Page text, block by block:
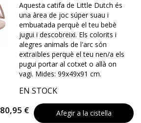
Aquesta catifa de Little Dutch és
una àrea de joc súper suau i
embuatada perquè el teu bebè
jugui i descobreixi. Els colorits i
alegres animals de l'arc són
extraïbles perquè el teu nen/a els
pugui portar al cotxet o allà on
vagi. Mides: 99x49x91 cm.
EN STOCK
80,95 € Afegir a la cistella